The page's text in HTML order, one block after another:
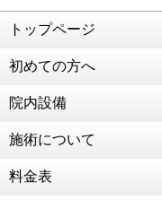
交通事故治療 強化
こう見えて食べる
124年ぶりの節分
トップページ
初めての方へ
院内設備
施術について
料金表